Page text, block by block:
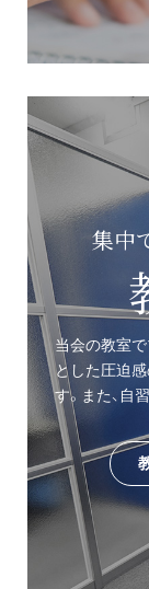
集中
当会の教室
とした圧迫
す。また、自